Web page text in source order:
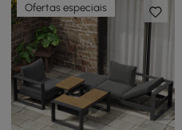
Ofertas especiais